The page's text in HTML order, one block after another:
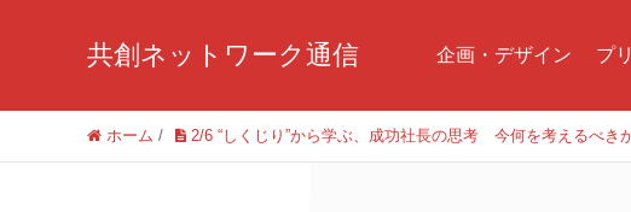
共創ネットワーク通信 企画・デザイン プ
ホーム / 2/6 “しくじり”から学ぶ、成功社長の思考 今何を考えるべき